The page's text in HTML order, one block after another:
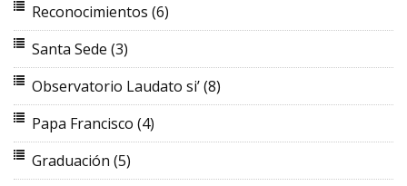
Reconocimientos (6)
Santa Sede (3)
Observatorio Laudato si’(8)
Papa Francisco (4)
Graduación (5)